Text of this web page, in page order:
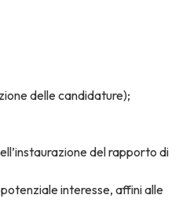
delle candidature);
del rapporto di
interesse, affini alle